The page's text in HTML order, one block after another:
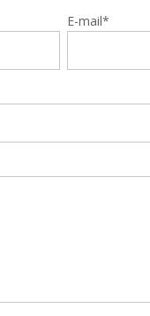
E-mail*